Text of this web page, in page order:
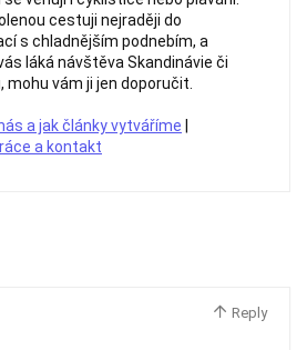
cestuji nejraději do
s chladnějším podnebím, a
láká návštěva Skandinávie či
mohu vám ji jen doporučit.
a jak články vytváříme
a kontakt
Reply